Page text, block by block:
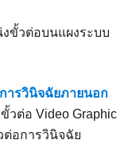
ขั้วต่อบนแผงระบบ
ารวินิจฉัยภายนอก
ต่อ Video Graphic
ต่อการวินิจฉัย